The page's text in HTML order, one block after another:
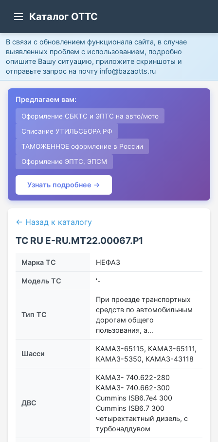
Каталог ОТТС
В связи с обновлением функционала сайта, в случае
выявленных проблем с использованием, подробно
опишите Вашу ситуацию, приложите скриншоты и
отправьте запрос на почту info@bazaotts.ru
Предлагаем вам:
Оформление СБКТС и ЭПТС на авто/мото
Списание УТИЛЬСБОРА РФ
ТАМОЖЕННОЕ оформление в России
Оформление ЭПТС, ЭПСМ
Узнать подробнее →
← Назад к каталогу
ТС RU Е-RU.МТ22.00067.Р1
Марка ТС НЕФАЗ
Модель ТС '-
Тип ТС
При проезде транспортных
средств по автомобильным
дорогам общего
пользования, а…
Шасси
КАМАЗ-65115, КАМАЗ-65111,
КАМАЗ-5350, КАМАЗ-43118
ДВС
КАМАЗ- 740.622-280
КАМАЗ- 740.662-300
Cummins ISB6.7e4 300
Cummins ISB6.7 300
четырехтактный дизель, с
турбонаддувом